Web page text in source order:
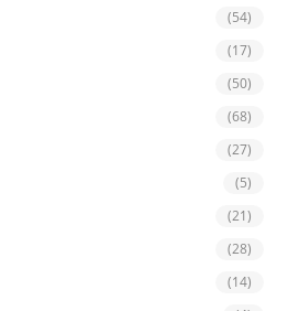
(54)
(17)
(50)
(68)
(27)
(5)
(21)
(28)
(14)